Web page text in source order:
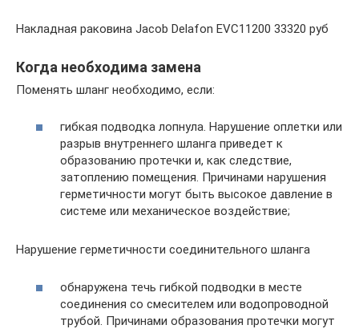
Накладная раковина Jacob Delafon EVC11200 33320 руб
Когда необходима замена
Поменять шланг необходимо, если:
гибкая подводка лопнула. Нарушение оплетки или
разрыв внутреннего шланга приведет к
образованию протечки и, как следствие,
затоплению помещения. Причинами нарушения
герметичности могут быть высокое давление в
системе или механическое воздействие;
Нарушение герметичности соединительного шланга
обнаружена течь гибкой подводки в месте
соединения со смесителем или водопроводной
трубой. Причинами образования протечки могут